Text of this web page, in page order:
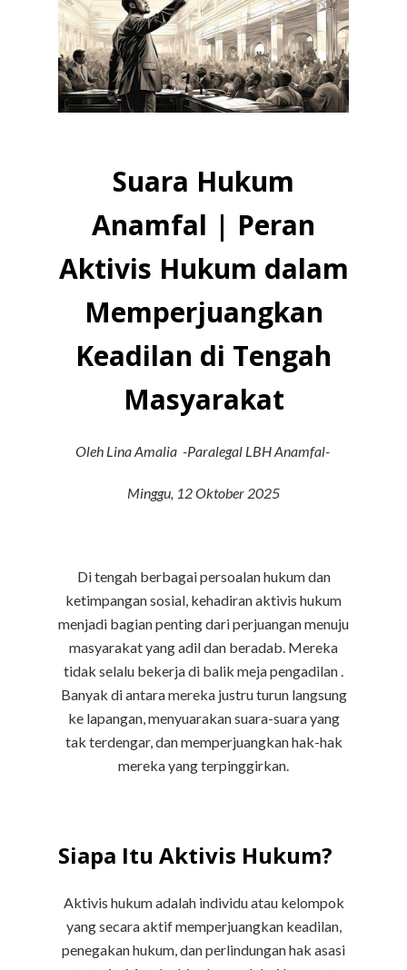
Suara Hukum
Anamfal | Peran
Aktivis Hukum dalam
Memperjuangkan
Keadilan di Tengah
Masyarakat
Oleh Lina Amalia -Paralegal LBH Anamfal-
Minggu, 12 Oktober 2025
Di tengah berbagai persoalan hukum dan
ketimpangan sosial, kehadiran aktivis hukum
menjadi bagian penting dari perjuangan menuju
masyarakat yang adil dan beradab. Mereka
tidak selalu bekerja di balik meja pengadilan .
Banyak di antara mereka justru turun langsung
ke lapangan, menyuarakan suara-suara yang
tak terdengar, dan memperjuangkan hak-hak
mereka yang terpinggirkan.
Siapa Itu Aktivis Hukum?
Aktivis hukum adalah individu atau kelompok
yang secara aktif memperjuangkan keadilan,
penegakan hukum, dan perlindungan hak asasi